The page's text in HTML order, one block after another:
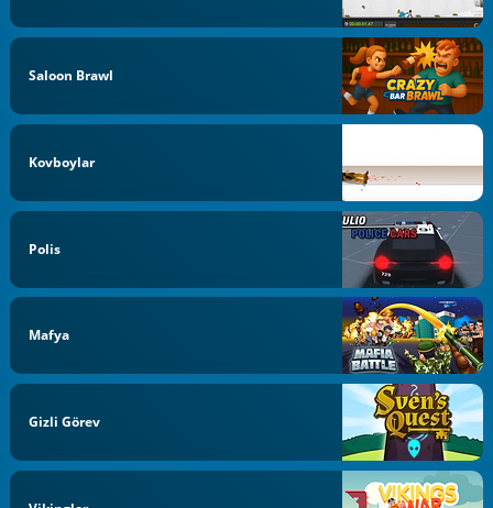
Saloon Brawl
Kovboylar
Polis
Mafya
Gizli Görev